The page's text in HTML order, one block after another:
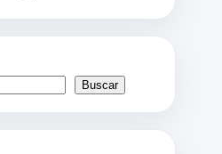
Buscar